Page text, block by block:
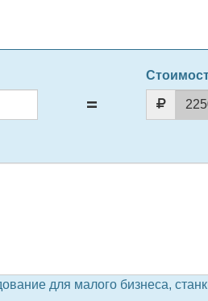
для малого бизнеса,